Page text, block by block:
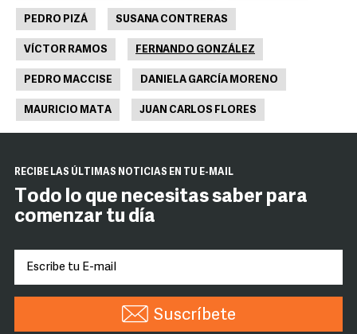
PEDRO PIZÁ SUSANA CONTRERAS
VÍCTOR RAMOS FERNANDO GONZÁLEZ
PEDRO MACCISE DANIELA GARCÍA MORENO
MAURICIO MATA JUAN CARLOS FLORES
RECIBE LAS ÚLTIMAS NOTICIAS EN TU E-MAIL
Todo lo que necesitas saber para
comenzar tu día
Suscríbete